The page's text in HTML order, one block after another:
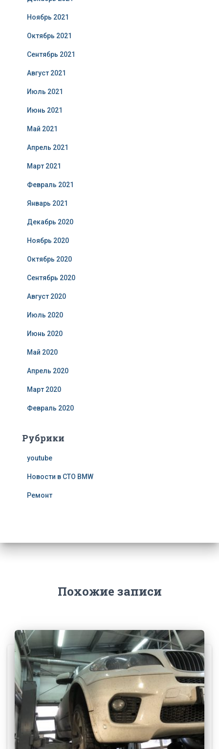
Ноябрь 2021
Октябрь 2021
Сентябрь 2021
Август 2021
Июль 2021
Июнь 2021
Май 2021
Апрель 2021
Март 2021
Февраль 2021
Январь 2021
Декабрь 2020
Ноябрь 2020
Октябрь 2020
Сентябрь 2020
Август 2020
Июль 2020
Июнь 2020
Май 2020
Апрель 2020
Март 2020
Февраль 2020
Рубрики
youtube
Новости в СТО BMW
Ремонт
Похожие записи